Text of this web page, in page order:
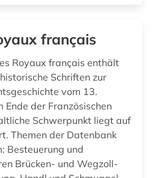
branchenberichte (1)
bremische evangelische kirche (1)
français
Royaux français enthält
Schriften zur
vom 13.
Ende der Französischen
Schwerpunkt liegt auf